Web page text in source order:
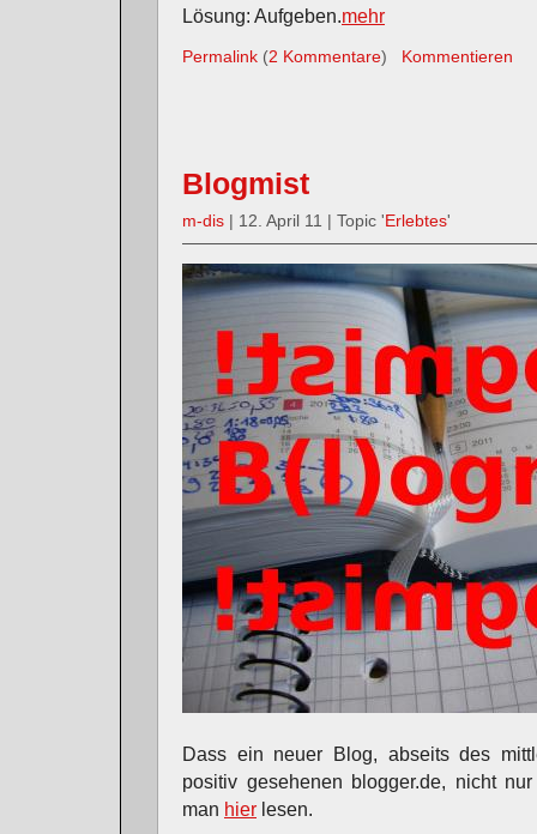
Lösung: Aufgeben.mehr
Permalink (2 Kommentare) Kommentieren
Blogmist
m-dis | 12. April 11 | Topic ' Erlebtes'
Dass ein neuer Blog, abseits des
positiv gesehenen blogger.de, nicht
man hier lesen.